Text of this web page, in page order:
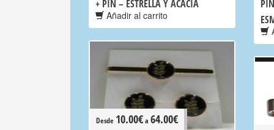
+ PIN – ESTRELLA Y ACACIA
Añadir al carrito
Desde 10.00€a 64.00€